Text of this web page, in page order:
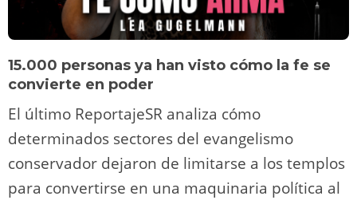
15.000 personas ya han visto cómo la fe se
convierte en poder
El último ReportajeSR analiza cómo
determinados sectores del evangelismo
conservador dejaron de limitarse a los templos
para convertirse en una maquinaria política al